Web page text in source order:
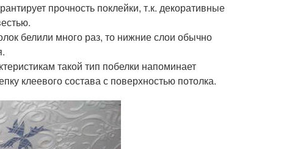
прочность поклейки, т.к. декоративные
белили много раз, то нижние слои обычно
такой тип побелки напоминает
клеевого состава с поверхностью потолка.